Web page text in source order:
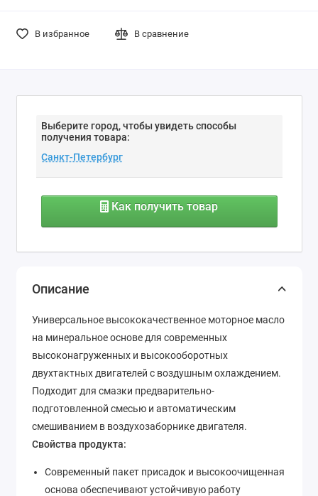
В избранное В сравнение
Выберите город, чтобы увидеть способы
получения товара:
Как получить товар
Описание
Универсальное высококачественное моторное масло
на минеральное основе для современных
высоконагруженных и высокооборотных
двухтактных двигателей с воздушным охлаждением.
Подходит для смазки предварительно-
подготовленной смесью и автоматическим
смешиванием в воздухозаборнике двигателя.
Свойства продукта:
Современный пакет присадок и высокоочищенная
основа обеспечивают устойчивую работу